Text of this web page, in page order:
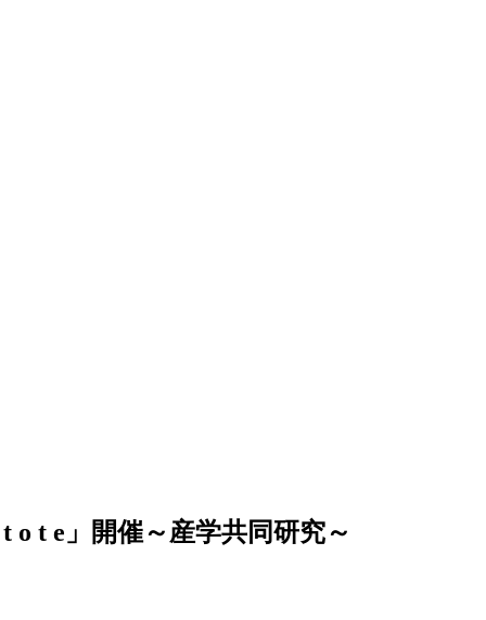
t e」開催～産学共同研究～